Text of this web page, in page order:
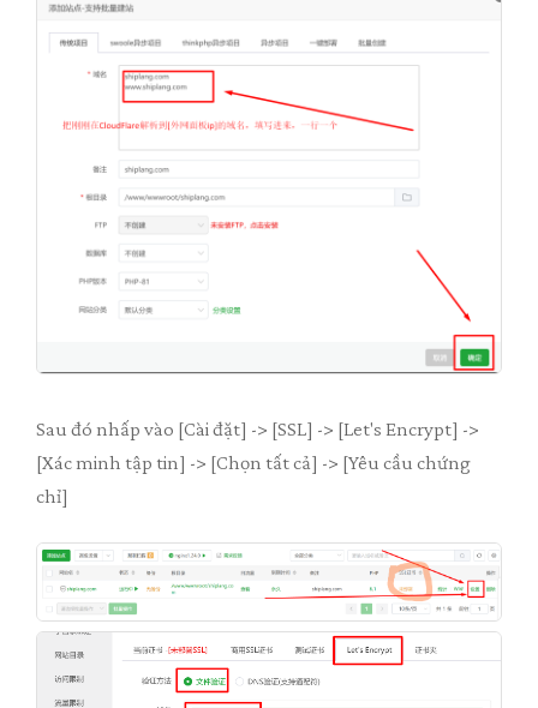
Sau đó nhấp vào [Cài đặt] -> [SSL] -> [Let's Encrypt] ->
[Xác minh tập tin] -> [Chọn tất cả] -> [Yêu cầu chứng
chỉ]